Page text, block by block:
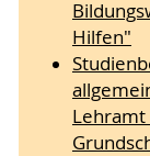
Hilfen"
Lehramt